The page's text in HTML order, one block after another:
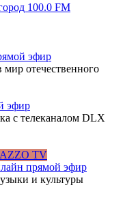
100.0 FM
эфир
отечественного
эфир
с телеканалом DLX
прямой эфир
и культуры